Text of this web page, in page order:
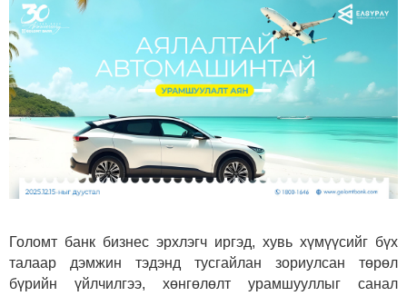
Голомт банк бизнес эрхлэгч иргэд, хувь хүмүүсийг бүх
талаар дэмжин тэдэнд тусгайлан зориулсан төрөл
бүрийн үйлчилгээ, хөнгөлөлт урамшууллыг санал